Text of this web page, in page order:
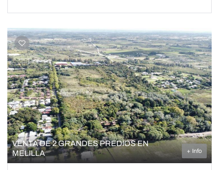
VENTA DE 2 GRANDES PREDIOS EN
MELILLA
+ Info